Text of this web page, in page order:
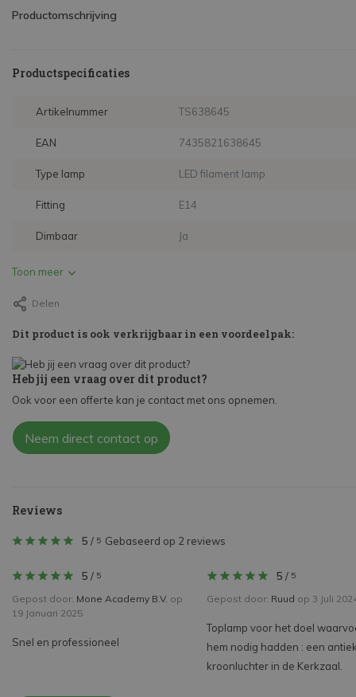
Productomschrijving
Productspecificaties
Artikelnummer TS638645
EAN 7435821638645
Type lamp LED filament lamp
Fitting E14
Dimbaar Ja
Toon meer
Delen
Dit product is ook verkrijgbaar in een voordeelpak:
Heb jij een vraag over dit product?
Ook voor een offerte kan je contact met ons opnemen.
Neem direct contact op
Reviews
5 / 5 Gebaseerd op 2 reviews
5 / 5
Gepost door: Mone Academy B.V. op
19 Januari 2025
Snel en professioneel
5 / 5
Gepost door: Ruud op 3 Juli
Toplamp voor het doel
hem nodig hadden : een
kroonluchter in de Kerkzaal.